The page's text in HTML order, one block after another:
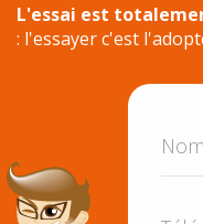
L'essai est
: l'essayer c'est